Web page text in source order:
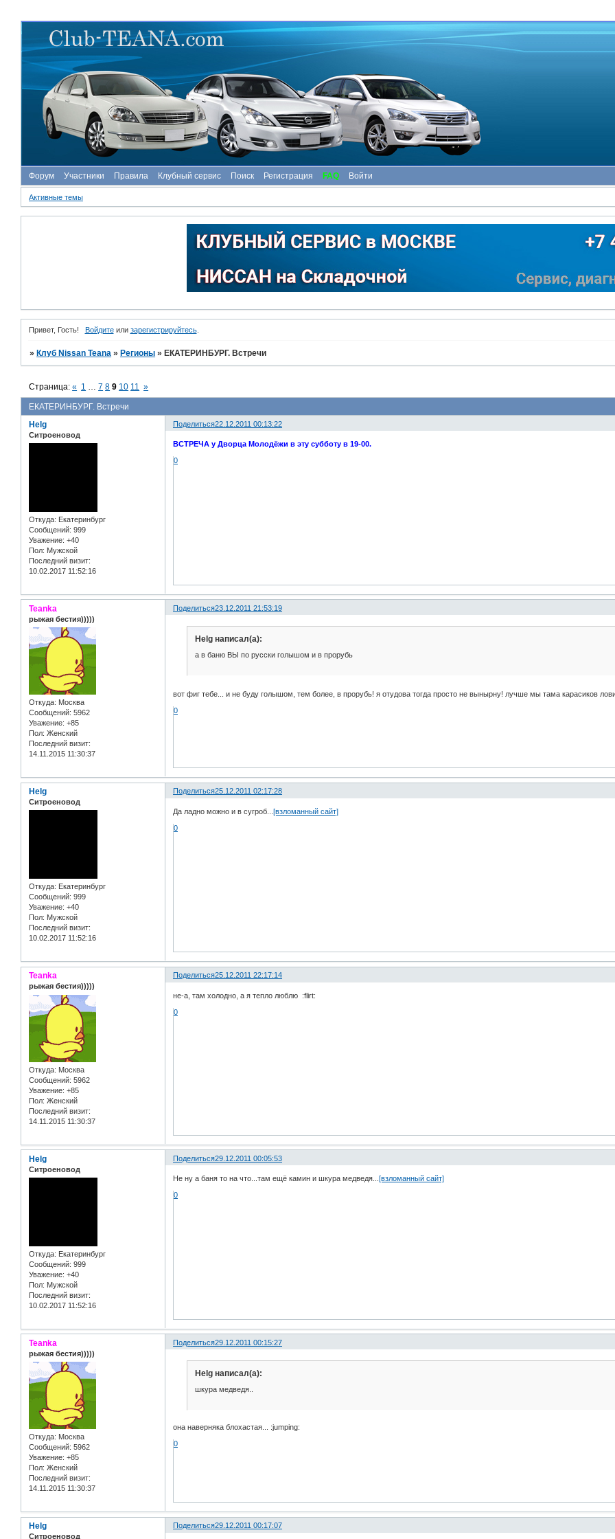
Форум Участники Правила Клубный сервис Поиск Регистрация FAQ Войти
Активные темы
Привет, Гость! Войдитеили зарегистрируйтесь.
» Клуб Nissan Teana » Регионы » ЕКАТЕРИНБУРГ. Встречи
ЕКАТЕРИНБУРГ. Встречи
Страница:« 1 7 8 9 10 11 »
Поделиться22.12.2011 00:13:22
Helg
Ситроеновод
Откуда: Екатеринбург
Сообщений: 999
Уважение: +40
Пол: Мужской
Последний визит:
10.02.2017 11:52:16
ВСТРЕЧА у Дворца Молодёжи в эту субботу в 19-00.
0
Поделиться23.12.2011 21:53:19
Teanka
рыжая бестия)))))
Откуда: Москва
Сообщений: 5962
Уважение: +85
Пол: Женский
Последний визит:
14.11.2015 11:30:37
Helg написал(а):
а в баню ВЫ по русски голышом и в прорубь
вот фиг тебе... и не буду голышом, тем более, в прорубь! я отудова тогда просто не вынырну! лучше мы тама карасиков
0
Поделиться25.12.2011 02:17:28
Helg
Ситроеновод
Откуда: Екатеринбург
Сообщений: 999
Уважение: +40
Пол: Мужской
Последний визит:
10.02.2017 11:52:16
Да ладно можно и в сугроб...[взломанный сайт]
0
Поделиться25.12.2011 22:17:14
Teanka
рыжая бестия)))))
Откуда: Москва
Сообщений: 5962
Уважение: +85
Пол: Женский
Последний визит:
14.11.2015 11:30:37
не-а, там холодно, а я тепло люблю :flirt:
0
Поделиться29.12.2011 00:05:53
Helg
Ситроеновод
Откуда: Екатеринбург
Сообщений: 999
Уважение: +40
Пол: Мужской
Последний визит:
10.02.2017 11:52:16
Не ну а баня то на что...там ещё камин и шкура медведя...[взломанный сайт]
0
Поделиться29.12.2011 00:15:27
Teanka
рыжая бестия)))))
Откуда: Москва
Сообщений: 5962
Уважение: +85
Пол: Женский
Последний визит:
14.11.2015 11:30:37
Helg написал(а):
шкура медведя..
она наверняка блохастая... :jumping:
0
Поделиться29.12.2011 00:17:07
Helg
Ситроеновод